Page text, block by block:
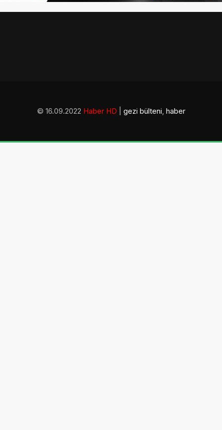
© 16.09.2022 Haber HD gezi bülteni, haber